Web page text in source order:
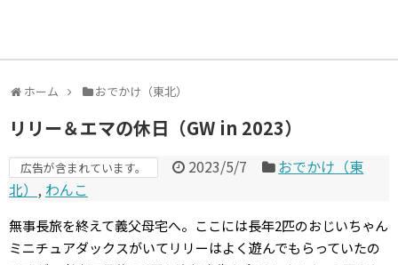
ホーム おでかけ（東北）
リリー＆エマの休日（GW in 2023）
広告が含まれています。 2023/5/7
おでかけ（東
北） , わんこ
無事長旅を終えて義父母宅へ。ここには長年2匹のおじいちゃん
ミニチュアダックスがいてリリーはよく遊んでもらっていたの